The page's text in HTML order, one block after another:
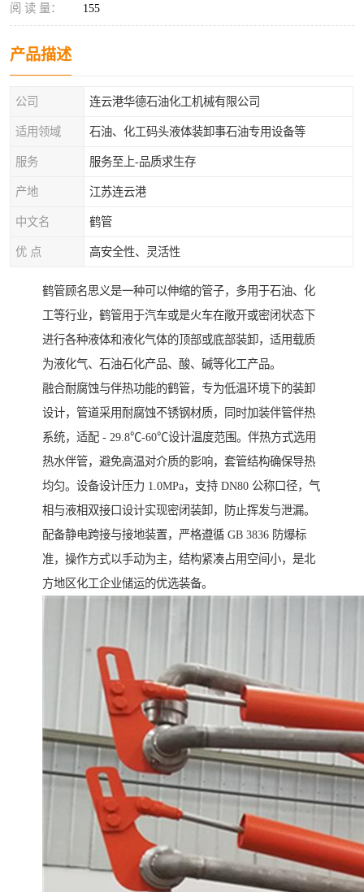
阅 读 量： 155
产品描述
公司 连云港华德石油化工机械有限公司
适用领域 石油、化工码头液体装卸事石油专用设备等
服务 服务至上-品质求生存
产地 江苏连云港
中文名 鹤管
优 点 高安全性、灵活性
鹤管顾名思义是一种可以伸缩的管子，多用于石油、化
工等行业，鹤管用于汽车或是火车在敞开或密闭状态下
进行各种液体和液化气体的顶部或底部装卸，适用载质
为液化气、石油石化产品、酸、碱等化工产品。
融合耐腐蚀与伴热功能的鹤管，专为低温环境下的装卸
设计，管道采用耐腐蚀不锈钢材质，同时加装伴管伴热
系统，适配 - 29.8℃-60℃设计温度范围。伴热方式选用
热水伴管，避免高温对介质的影响，套管结构确保导热
均匀。设备设计压力 1.0MPa，支持 DN80 公称口径，气
相与液相双接口设计实现密闭装卸，防止挥发与泄漏。
配备静电跨接与接地装置，严格遵循 GB 3836 防爆标
准，操作方式以手动为主，结构紧凑占用空间小，是北
方地区化工企业储运的优选装备。